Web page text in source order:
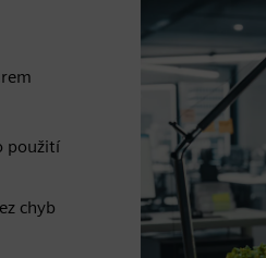
použití
chyb